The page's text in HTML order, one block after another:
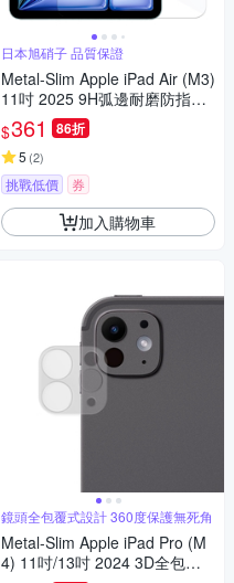
日本旭硝子 品質保證
Metal-Slim Apple iPad Air (M3)
11吋 2025 9H弧邊耐磨防指紋
鋼化玻璃保護貼
$361 86折
5 (2)
挑戰低價 券
加入購物車
鏡頭全包覆式設計 360度保護無死角
Metal-Slim Apple iPad Pro (M
4) 11吋/13吋 2024 3D全包覆